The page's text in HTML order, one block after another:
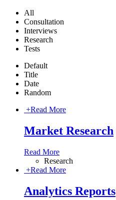
All
Consultation
Interviews
Research
Tests
Default
Title
Date
Random
+Read More
Market Research
Read More
Research
+Read More
Analytics Reports